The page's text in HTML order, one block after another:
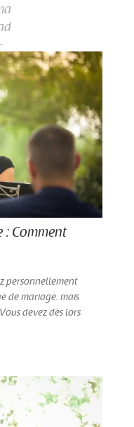
: Comment
personnellement
de mariage. mais
devez dès lors